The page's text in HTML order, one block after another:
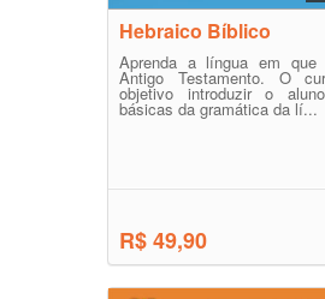
Hebraico Bíblico
Aprenda a língua em
Antigo Testamento. O
objetivo introduzir o
básicas da gramática da lí...
R$ 49,90